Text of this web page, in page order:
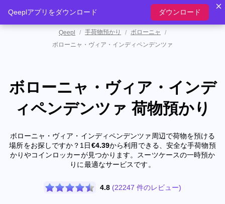
Qeepl / 手荷物預かり / ボローニャ
/
ボローニャ・ヴィア・インディペンデンツァ
ボローニャ・ヴィア・インデ
ィペンデンツァ 荷物預かり
ボローニャ・ヴィア・インディペンデンツァ周辺で荷物を預ける
場所をお探しですか？1日€4.39から利用できる、安全な手荷物預
かりやコインロッカーが見つかります。スーツケースの一時預か
りに最適なサービスです。
4.8 (22247 件のレビュー)
Qeeplアプリをダウンロード ダウンロード